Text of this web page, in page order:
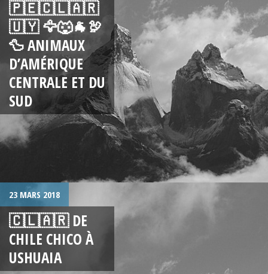
🇵🇪🇨🇱🇦🇷
🇺🇾 🦅🐺🐐🦃
🦆 ANIMAUX
D’AMÉRIQUE
CENTRALE ET DU
SUD
23 MARS 2018
🇨🇱🇦🇷 DE
CHILE CHICO À
USHUAIA